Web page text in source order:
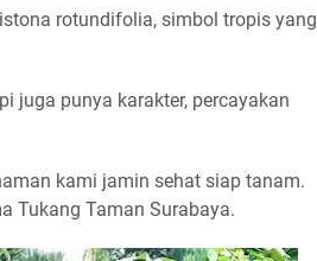
rotundifolia, simbol tropis yang
juga punya karakter, percayakan
kami jamin sehat siap tanam.
Tukang Taman Surabaya.